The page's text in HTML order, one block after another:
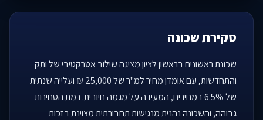
סקירת שכונה
שכונת ראשונים בראשון לציון מציגה שילוב אטרקטיבי של ותק
והתחדשות, עם אומדן מחיר למ"ר של 25,000 ₪ ועלייה שנתית
של 6.5% במחירים, המעידה על מגמה חיובית. רמת הסחירות
גבוהה, והשכונה נהנית מנגישות תחבורתית מצוינת בזכות